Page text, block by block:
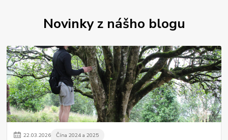
Novinky z nášho blogu
22.03.2026 Čína 2024 a 2025